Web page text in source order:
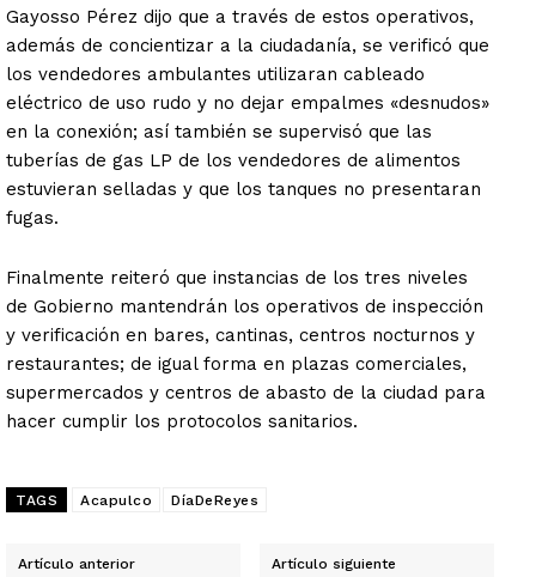
Gayosso Pérez dijo que a través de estos operativos,
además de concientizar a la ciudadanía, se verificó que
los vendedores ambulantes utilizaran cableado
eléctrico de uso rudo y no dejar empalmes «desnudos»
en la conexión; así también se supervisó que las
tuberías de gas LP de los vendedores de alimentos
estuvieran selladas y que los tanques no presentaran
fugas.
Finalmente reiteró que instancias de los tres niveles
de Gobierno mantendrán los operativos de inspección
y verificación en bares, cantinas, centros nocturnos y
restaurantes; de igual forma en plazas comerciales,
supermercados y centros de abasto de la ciudad para
hacer cumplir los protocolos sanitarios.
TAGS Acapulco DíaDeReyes
Artículo anterior Artículo siguiente